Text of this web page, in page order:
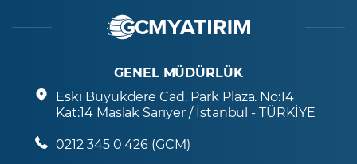
GENEL MÜDÜRLÜK
Eski Büyükdere Cad. Park Plaza. No:14
Kat:14 Maslak Sarıyer / İstanbul - TÜRKİYE
0212 345 0 426 (GCM)